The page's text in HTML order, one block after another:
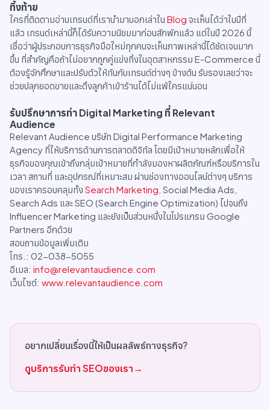
ทิ้งท้าย
ใครที่ติดตามอ่านเทรนด์ที่เรานำมาบอกเล่าใน Blog จะเห็นได้ว่าในปีที่
แล้ว เทรนด์เหล่านี้ก็ได้รับความนิยมมาก่อนสักพักแล้ว แต่ในปี 2026 นี้
เชื่อว่าผู้ประกอบการธุรกิจมือใหม่ทุกคนจะเห็นภาพเหล่านี้ได้ชัดเจนมาก
ขึ้น ที่สำคัญคือถ้าไม่อยากถูกคู่แข่งทิ้งในอุตสาหกรรม E-Commerce นี้
ต้องรู้จักศึกษาและปรับตัวให้ทันกับเทรนด์ต่างๆ ข้างต้น รับรองเลยว่าจะ
ช่วยปลุกยอดขายและดึงลูกค้าเข้าร้านได้ไม่แพ้ใครแน่นอน
รับปรึกษาการทำ Digital Marketing ที่ Relevant
Audience
Relevant Audience บริษัท Digital Performance Marketing
Agency ที่ให้บริการด้านการตลาดดิจิทัล โดยมีเป้าหมายหลักเพื่อให้
ธุรกิจของคุณเข้าถึงกลุ่มเป้าหมายที่กำลังมองหาผลิตภัณฑ์หรือบริการใน
เวลา สถานที่ และอุปกรณ์ที่เหมาะสม ผ่านช่องทางออนไลน์ต่างๆ บริการ
ของเราครอบคลุมทั้ง Search Marketing , Social Media Ads,
Search Ads และ SEO (Search Engine Optimization) ไปจนถึง
Influencer Marketing และยังเป็นส่วนหนึ่งในโปรแกรม Google
Partners อีกด้วย
สอบถามข้อมูลเพิ่มเติม
โทร.: 02-038-5055
อีเมล: info@relevantaudience.com
เว็บไซต์: www.relevantaudience.com
อยากเปลี่ยนเรื่องนี้ให้เป็นผลลัพธ์ทางธุรกิจ?
ดูบริการรับทำ SEOของเรา→